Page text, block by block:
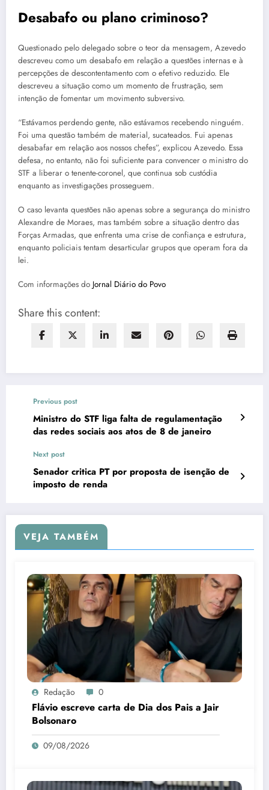
Desabafo ou plano criminoso?
Questionado pelo delegado sobre o teor da mensagem, Azevedo
descreveu como um desabafo em relação a questões internas e à
percepções de descontentamento com o efetivo reduzido. Ele
descreveu a situação como um momento de frustração, sem
intenção de fomentar um movimento subversivo.
“Estávamos perdendo gente, não estávamos recebendo ninguém.
Foi uma questão também de material, sucateados. Fui apenas
desabafar em relação aos nossos chefes”, explicou Azevedo. Essa
defesa, no entanto, não foi suficiente para convencer o ministro do
STF a liberar o tenente-coronel, que continua sob custódia
enquanto as investigações prosseguem.
O caso levanta questões não apenas sobre a segurança do ministro
Alexandre de Moraes, mas também sobre a situação dentro das
Forças Armadas, que enfrenta uma crise de confiança e estrutura,
enquanto policiais tentam desarticular grupos que operam fora da
lei.
Com informações do Jornal Diário do Povo
Share this content:
Previous post
Ministro do STF liga falta de regulamentação
das redes sociais aos atos de 8 de janeiro
Next post
Senador critica PT por proposta de isenção de
imposto de renda
VEJA TAMBÉM
Redação 0
Flávio escreve carta de Dia dos Pais a Jair
Bolsonaro
09/08/2026